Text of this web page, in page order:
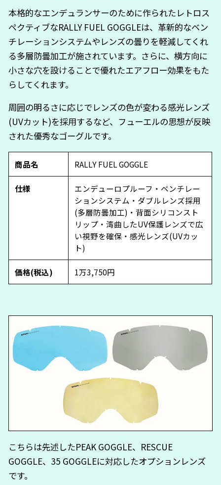
本格的なエンデュランサーのために作られたレトロス
ペクティブなRALLY FUEL GOGGLEは、革新的なベン
チレーションシステムやレンズの曇りを軽減してくれ
る多層防曇加工が施されています。さらに、横方向に
小さな穴を設けることで優れたエアフロー効果をもた
らしてくれます。
周囲の明るさに応じでレンズの色が変わる感光レンズ
(UVカット)を採用するなど、フューエルの思想が反映
された優秀なゴーグルです。
商品名 RALLY FUEL GOGGLE
仕様
エンデューロプルーフ・ベンチレー
ションシステム・ダブルレンズ採用
(多層防曇加工)・背面シリコンスト
リップ・湾曲したUV保護レンズで広
い視野を確保・感光レンズ(UVカッ
ト)
価格(税込) 1万3,750円
こちらは先述したPEAK GOGGLE、RESCUE
GOGGLE、35 GOGGLEに対応したオプションレンズ
です。